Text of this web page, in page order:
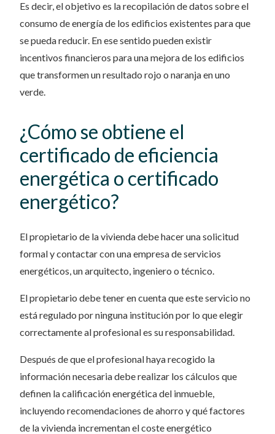
Es decir, el objetivo es la recopilación de datos sobre el
consumo de energía de los edificios existentes para que
se pueda reducir. En ese sentido pueden existir
incentivos financieros para una mejora de los edificios
que transformen un resultado rojo o naranja en uno
verde.
¿Cómo se obtiene el
certificado de eficiencia
energética o certificado
energético?
El propietario de la vivienda debe hacer una solicitud
formal y contactar con una empresa de servicios
energéticos, un arquitecto, ingeniero o técnico.
El propietario debe tener en cuenta que este servicio no
está regulado por ninguna institución por lo que elegir
correctamente al profesional es su responsabilidad.
Después de que el profesional haya recogido la
información necesaria debe realizar los cálculos que
definen la calificación energética del inmueble,
incluyendo recomendaciones de ahorro y qué factores
de la vivienda incrementan el coste energético